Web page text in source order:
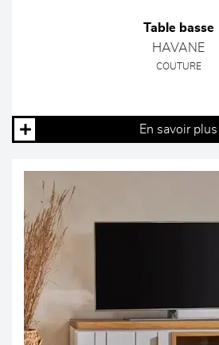
Table basse
HAVANE
COUTURE
En savoir plus